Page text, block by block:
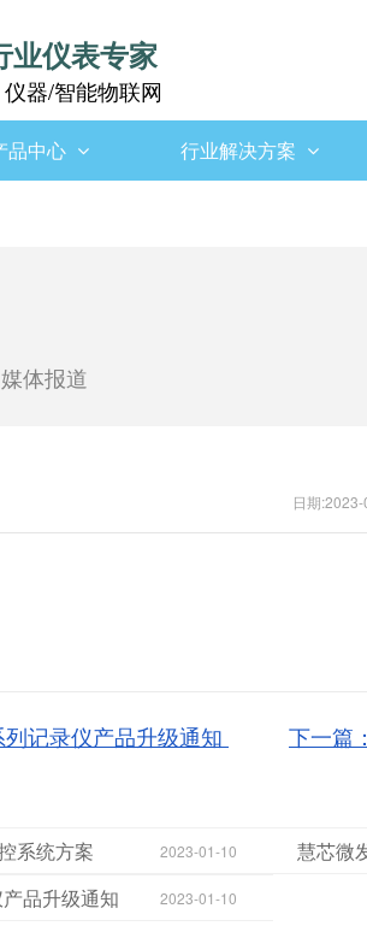
业仪表专家
器/智能物联网
品中心 行业解决方案
媒体报道
日期:2023-
记录仪产品升级通知 下一篇
系统方案 2023-01-10 慧芯微
品升级通知 2023-01-10